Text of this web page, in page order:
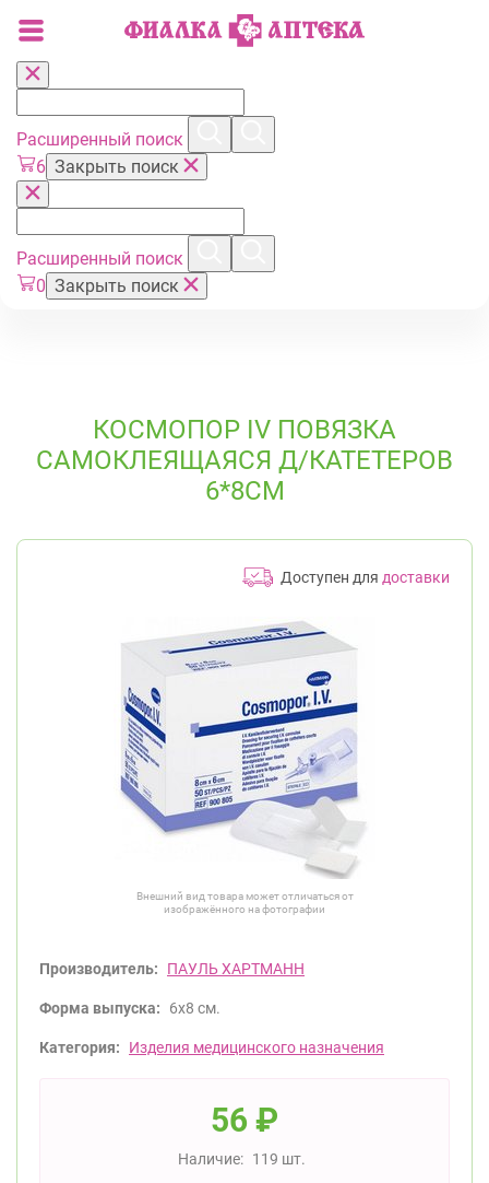
Расширенный поиск
6 Закрыть поиск
Расширенный поиск
0 Закрыть поиск
КОСМОПОР IV ПОВЯЗКА
САМОКЛЕЯЩАЯСЯ Д/КАТЕТЕРОВ
6*8СМ
Доступен для доставки
Внешний вид товара может отличаться от
изображённого на фотографии
Производитель: ПАУЛЬ ХАРТМАНН
Форма выпуска: 6х8 см.
Категория: Изделия медицинского назначения
56 ₽
Наличие: 119 шт.